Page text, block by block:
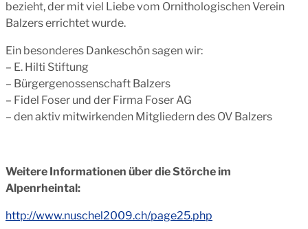
bezieht, der mit viel Liebe vom Ornithologischen Verein
Balzers errichtet wurde.
Ein besonderes Dankeschön sagen wir:
– E. Hilti Stiftung
– Bürgergenossenschaft Balzers
– Fidel Foser und der Firma Foser AG
– den aktiv mitwirkenden Mitgliedern des OV Balzers
Weitere Informationen über die Störche im
Alpenrheintal:
http://www.nuschel2009.ch/page25.php